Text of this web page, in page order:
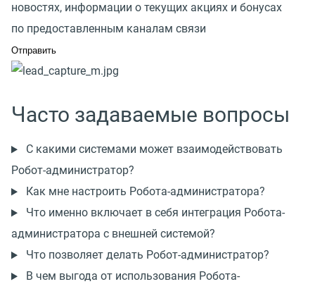
новостях, информации о текущих акциях и бонусах
по предоставленным каналам связи
Часто задаваемые вопросы
С какими системами может взаимодействовать
Робот-администратор?
Как мне настроить Робота-администратора?
Что именно включает в себя интеграция Робота-
администратора с внешней системой?
Что позволяет делать Робот-администратор?
В чем выгода от использования Робота-